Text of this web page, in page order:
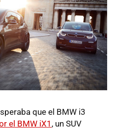
que el BMW i3
el BMW iX1 , un SUV